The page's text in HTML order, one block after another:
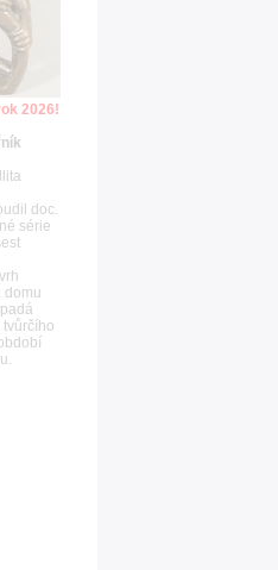
2026!
doc.
série
domu